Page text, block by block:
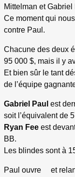
Mittelman et Gabriel
Ce moment qui
contre Paul.
Chacune des deux
95 000 $, mais il y
Et bien sûr le tant
de l’équipe
Gabriel Paul est
soit l’équivalent de
Ryan Fee est
BB.
Les blindes sont à
Paul ouvre
et